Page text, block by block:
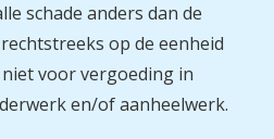
schade anders dan de
op de eenheid
voor vergoeding in
en/of aanheelwerk.